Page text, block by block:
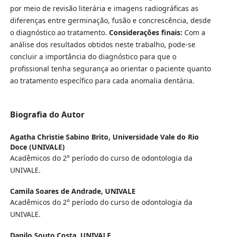
por meio de revisão literária e imagens radiográficas as
diferenças entre germinação, fusão e concrescência, desde
o diagnóstico ao tratamento. Considerações finais: Com a
análise dos resultados obtidos neste trabalho, pode-se
concluir a importância do diagnóstico para que o
profissional tenha segurança ao orientar o paciente quanto
ao tratamento específico para cada anomalia dentária.
Biografia do Autor
Agatha Christie Sabino Brito, Universidade Vale do Rio
Doce (UNIVALE)
Acadêmicos do 2° período do curso de odontologia da
UNIVALE.
Camila Soares de Andrade, UNIVALE
Acadêmicos do 2° período do curso de odontologia da
UNIVALE.